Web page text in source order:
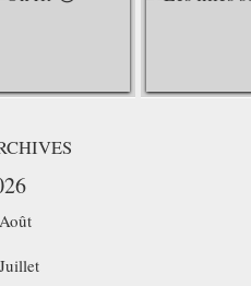
Août
Juillet